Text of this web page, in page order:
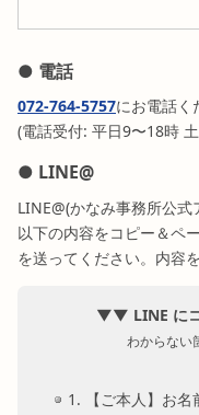
● 電話
072-764-5757にお電話く
(電話受付: 平日9〜18時
● LINE@
LINE@(かなみ事務所公式
以下の内容をコピー＆ペ
を送ってください。内容
▼▼ LINE に
わからない
1. 【ご本人】お名